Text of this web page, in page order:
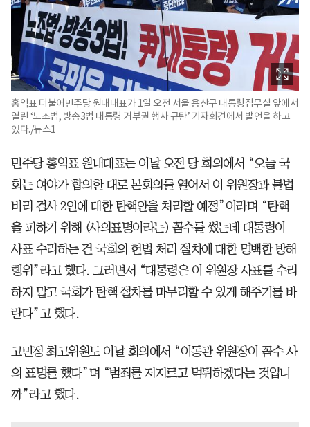
홍익표 더불어민주당 원내대표가 1일 오전 서울 용산구 대통령집무실 앞에서
열린 ‘노조법, 방송3법 대통령 거부권 행사 규탄’ 기자회견에서 발언을 하고
있다./뉴스1
민주당 홍익표 원내대표는 이날 오전 당 회의에서 “오늘 국
회는 여야가 합의한 대로 본회의를 열어서 이 위원장과 불법
비리 검사 2인에 대한 탄핵안을 처리할 예정”이라며 “탄핵
을 피하기 위해 (사의표명이라는) 꼼수를 썼는데 대통령이
사표 수리하는 건 국회의 헌법 처리 절차에 대한 명백한 방해
행위”라고 했다. 그러면서 “대통령은 이 위원장 사표를 수리
하지 말고 국회가 탄핵 절차를 마무리할 수 있게 해주기를 바
란다”고 했다.
고민정 최고위원도 이날 회의에서 “이동관 위원장이 꼼수 사
의 표명를 했다”며 “범죄를 저지르고 먹튀하겠다는 것입니
까”라고 했다.